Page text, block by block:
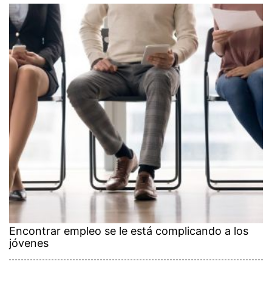
Encontrar empleo se le está complicando a los
jóvenes